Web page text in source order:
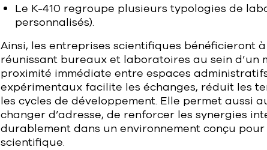
Le K-410 regroupe plusieurs typologies de
personnalisés).
Ainsi, les entreprises scientifiques bénéficieront
réunissant bureaux et laboratoires au sein d’un
proximité immédiate entre espaces
expérimentaux facilite les échanges, réduit les
les cycles de développement. Elle permet aussi
changer d’adresse, de renforcer les synergies
durablement dans un environnement conçu
scientifique.